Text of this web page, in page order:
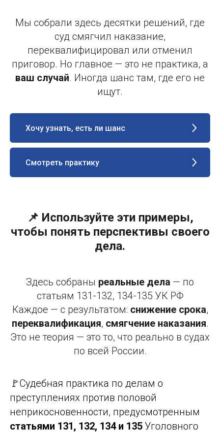
Мы собрали здесь десятки решений, где
суд смягчил наказание,
переквалифицировал или отменил
приговор. Но главное — это не практика, а
ваш случай. Иногда шанс там, где его не
ищут.
Хочу узнать, есть ли шанс
Смотреть практику
📌 Используйте эти примеры,
чтобы понять перспективы своего
дела.
Здесь собраны реальные дела — по
статьям 131-132, 134-135 УК РФ
Каждое — с результатом: снижение срока,
переквалификация, смягчение наказания.
Это не теория — это то, что реально в судах
по всей России.
🚩Судебная практика по делам о
преступлениях против половой
неприкосновенности, предусмотренным
статьями 131, 132, 134 и 135 Уголовного